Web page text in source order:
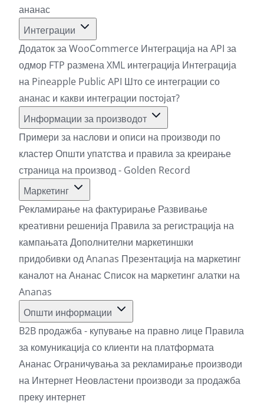
ананас
Интеграции
Додаток за WooCommerce Интеграција на API за
одмор FTP разменаXML интеграција Интеграција
на Pineapple Public API Што се интеграции со
ананас и какви интеграции постојат?
Информации за производот
Примери за наслови и описи на производи по
кластерОпшти упатства и правила за креирање
страница на производ - Golden Record
Маркетинг
Рекламирање на фактурирање Развивање
креативни решенија Правила за регистрација на
кампањатаДополнителни маркетиншки
придобивки од Ananas Презентација на маркетинг
каналот на АнанасСписок на маркетинг алатки на
Ananas
Општи информации
B2B продажба - купување на правно лице Правила
за комуникација со клиенти на платформата
АнанасОграничувања за рекламирање производи
на Интернет Неовластени производи за продажба
преку интернет